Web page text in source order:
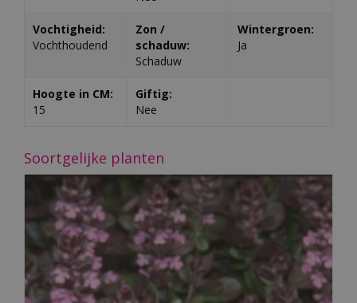
Vochtigheid:
Vochthoudend
Zon /
schaduw:
Schaduw
Wintergroen:
Ja
Hoogte in CM:
15
Giftig:
Nee
Soortgelijke planten